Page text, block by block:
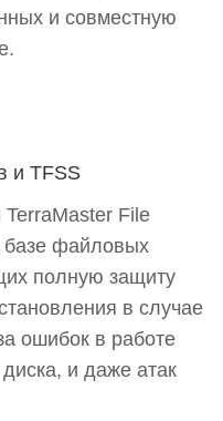
и совместную
и TFSS
File
базе файловых
полную защиту
в случае
ошибок в работе
и даже атак